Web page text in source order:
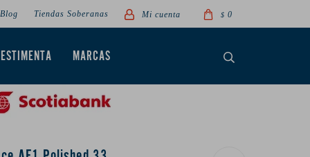
MARCAS
$ 0
Blog Tiendas Soberanas